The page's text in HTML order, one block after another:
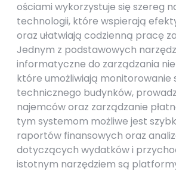
ościami wykorzystuje się szereg
technologii, które wspierają
oraz ułatwiają codzienną pracę
Jednym z podstawowych
informatyczne do zarządzania
które umożliwiają monitorowanie
technicznego budynków,
najemców oraz zarządzanie
tym systemom możliwe jest
raportów finansowych oraz
dotyczących wydatków i
istotnym narzędziem są